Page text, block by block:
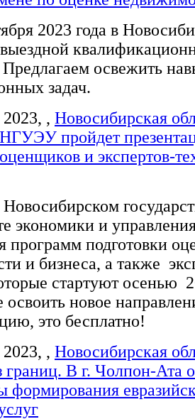
2023 года в
освежить
задач.
2023, , Новосибирская
НГУЭУ пройдет
и экспертов-
экономики и
программ подготовки
и бизнеса, а также
стартуют осенью
освоить новое
это бесплатно!
2023, , Новосибирская
границ. В г. Чолпон-Ата
формирования